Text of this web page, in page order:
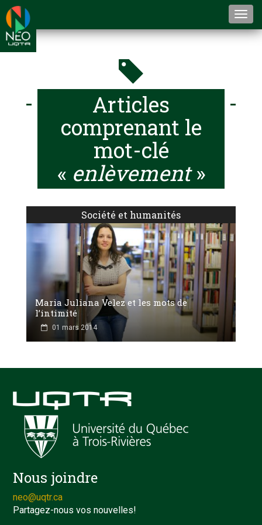
Articles
comprenant le
mot-clé
« enlèvement»
Société et humanités
Maria Juliana Velez et les mots de
l’intimité
01 mars 2014
Nous joindre
neo@uqtr.ca
Partagez-nous vos nouvelles!